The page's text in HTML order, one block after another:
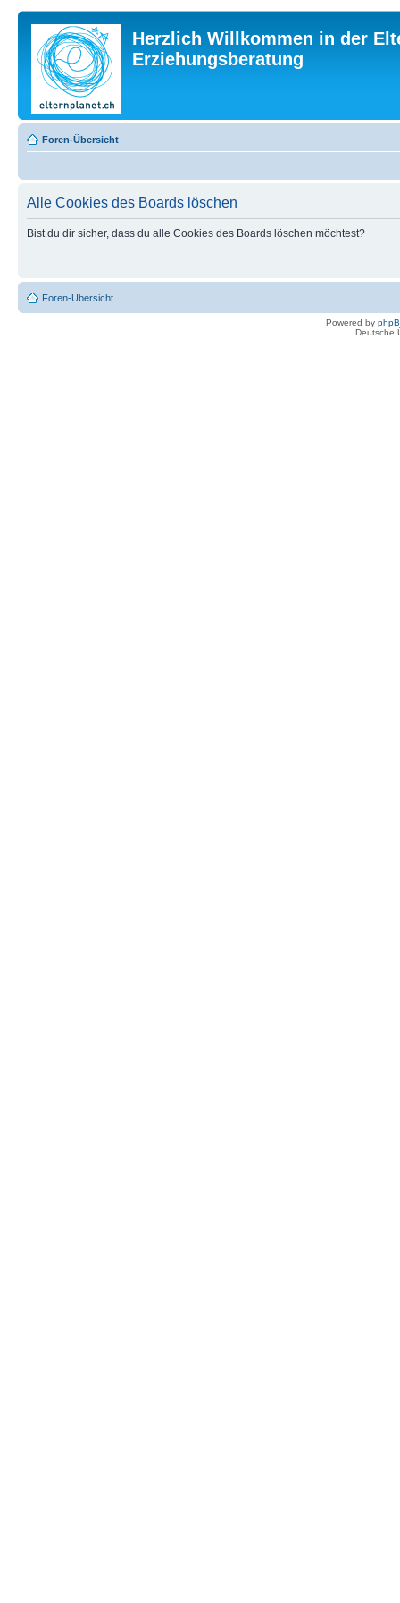
Herzlich Willkommen in der
Erziehungsberatung
Foren-Übersicht
Alle Cookies des Boards löschen
Bist du dir sicher, dass du alle Cookies des Boards löschen möchtest?
Foren-Übersicht
Powered by
Deutsche